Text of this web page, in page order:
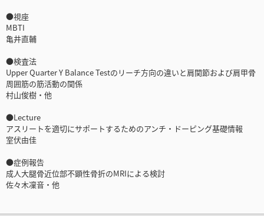
●視座
MBTI
亀井直輔
●検査法
Upper Quarter Y Balance Testのリーチ方向の違いと肩関節および肩甲骨
周囲筋の筋活動の関係
村山俊樹・他
●Lecture
アスリートを適切にサポートするためのアンチ・ドーピング基礎情報
室伏由佳
●症例報告
成人大腿骨近位部不顕性骨折のMRIによる検討
佐々木凜音・他